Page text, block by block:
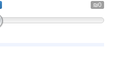
₪0